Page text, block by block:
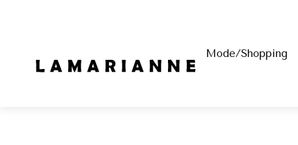
Mode/Shopping